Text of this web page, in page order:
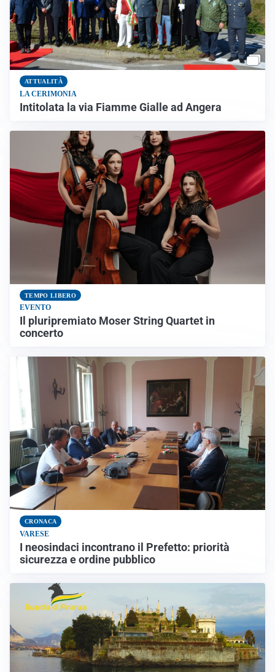
ATTUALITÀ
LA CERIMONIA
Intitolata la via Fiamme Gialle ad Angera
TEMPO LIBERO
EVENTO
Il pluripremiato Moser String Quartet in
concerto
CRONACA
VARESE
I neosindaci incontrano il Prefetto: priorità
sicurezza e ordine pubblico